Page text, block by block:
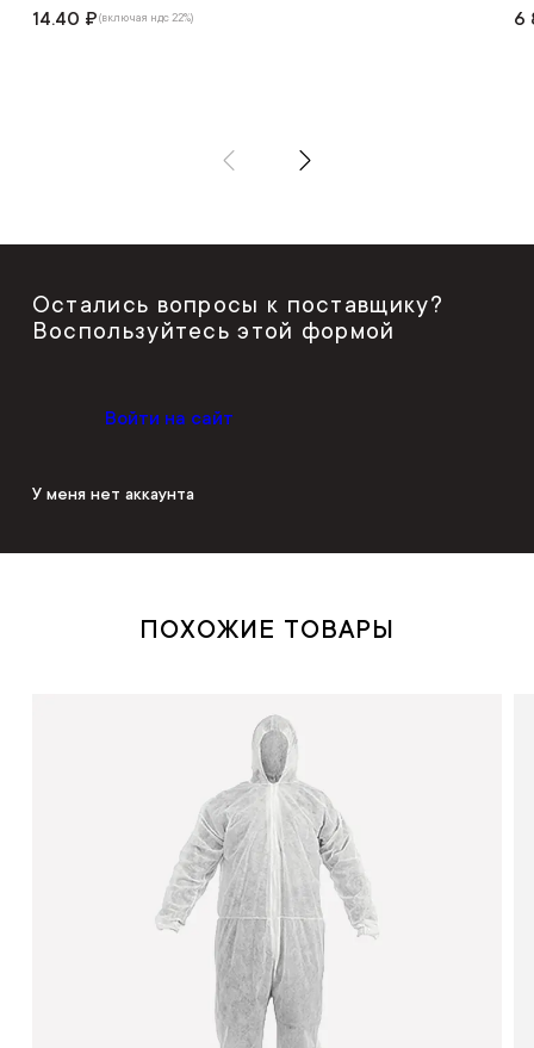
14.40 ₽(включая ндс 22%) 6
Остались вопросы к поставщику?
Воспользуйтесь этой формой
Войти на сайт
У меня нет аккаунта
ПОХОЖИЕ ТОВАРЫ